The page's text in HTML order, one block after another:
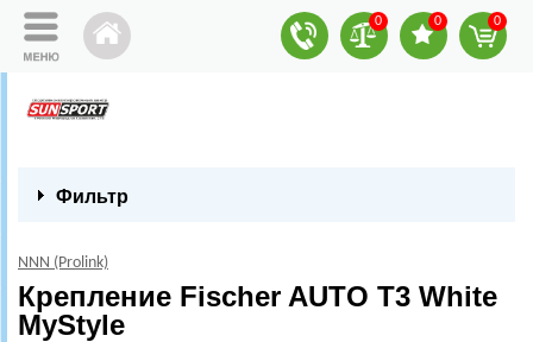
0 0 0
Фильтр
NNN (Prolink)
Крепление Fischer AUTO T3 White
MyStyle